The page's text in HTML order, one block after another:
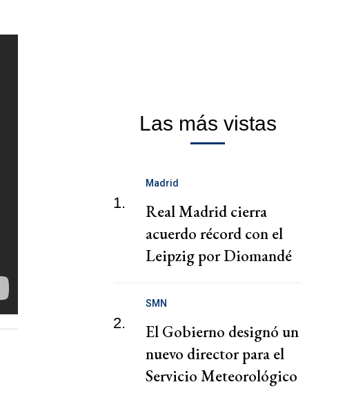
Las más vistas
1.
Madrid
Real Madrid cierra
acuerdo récord con el
Leipzig por Diomandé
2.
SMN
El Gobierno designó un
nuevo director para el
Servicio Meteorológico